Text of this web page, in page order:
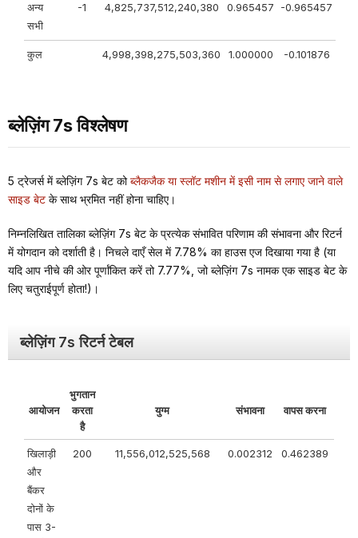
अन्य
सभी
-1 4,825,737,512,240,380 0.965457 -0.965457
कुल 4,998,398,275,503,360 1.000000 -0.101876
ब्लेज़िंग 7s विश्लेषण
5 ट्रेजर्स में ब्लेज़िंग 7s बेट कोब्लैकजैक या स्लॉट मशीन में इसी नाम से लगाए जाने वाले
साइड बेट के साथ भ्रमित नहीं होना चाहिए।
निम्नलिखित तालिका ब्लेज़िंग 7s बेट के प्रत्येक संभावित परिणाम की संभावना और रिटर्न
में योगदान को दर्शाती है। निचले दाएँ सेल में 7.78% का हाउस एज दिखाया गया है (या
यदि आप नीचे की ओर पूर्णांकित करें तो 7.77%, जो ब्लेज़िंग 7s नामक एक साइड बेट के
लिए चतुराईपूर्ण होता!)।
ब्लेज़िंग 7s रिटर्न टेबल
आयोजन
भुगतान
करता
है
युग्म संभावना वापस करना
खिलाड़ी
और
बैंकर
दोनों के
पास 3-
200 11,556,012,525,568 0.002312 0.462389